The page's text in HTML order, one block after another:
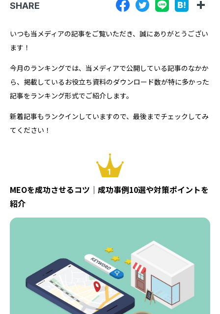
特定商取引法に基づく表記
プライバシーポリシー
運営会社
SHARE
いつも当メディアの記事をご覧いただき、誠にありがとうござい
ます！
今月のランキングでは、当メディアで公開している記事のなかか
ら、掲載しているお役立ち資料のダウンロード数が特に多かった
記事をランキング形式でご紹介します。
新着記事もランクインしていますので、最後までチェックしてみ
てください！
1
MEOを成功させるコツ｜成功事例10選や対策ポイントを
紹介